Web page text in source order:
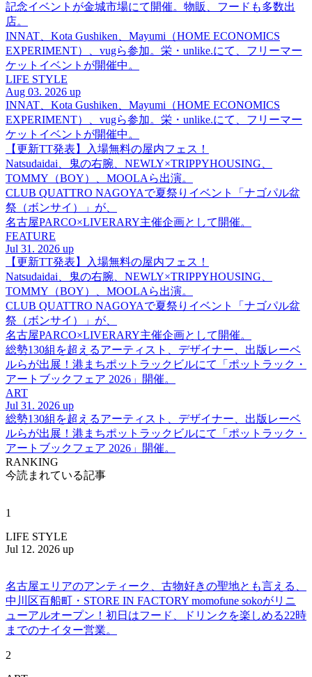
記念イベントが金城市場にて開催。物販、フードも多数出
店。
INNAT、Kota Gushiken、Mayumi（HOME ECONOMICS
EXPERIMENT）、vugら参加。栄・unlike.にて、フリーマー
ケットイベントが開催中。
LIFE STYLE
Aug 03. 2026 up
INNAT、Kota Gushiken、Mayumi（HOME ECONOMICS
EXPERIMENT）、vugら参加。栄・unlike.にて、フリーマー
ケットイベントが開催中。
【更新TT発表】入場無料の屋内フェス！
Natsudaidai、鬼の右腕、NEWLY×TRIPPYHOUSING、
TOMMY（BOY）、MOOLAら出演。
CLUB QUATTRO NAGOYAで夏祭りイベント「ナゴパル盆
祭（ボンサイ）」が、
名古屋PARCO×LIVERARY主催企画として開催。
FEATURE
Jul 31. 2026 up
【更新TT発表】入場無料の屋内フェス！
Natsudaidai、鬼の右腕、NEWLY×TRIPPYHOUSING、
TOMMY（BOY）、MOOLAら出演。
CLUB QUATTRO NAGOYAで夏祭りイベント「ナゴパル盆
祭（ボンサイ）」が、
名古屋PARCO×LIVERARY主催企画として開催。
総勢130組を超えるアーティスト、デザイナー、出版レーベ
ルらが出展！港まちポットラックビルにて「ポットラック・
アートブックフェア 2026」開催。
ART
Jul 31. 2026 up
総勢130組を超えるアーティスト、デザイナー、出版レーベ
ルらが出展！港まちポットラックビルにて「ポットラック・
アートブックフェア 2026」開催。
RANKING
今読まれている記事
1
LIFE STYLE
Jul 12. 2026 up
名古屋エリアのアンティーク、古物好きの聖地とも言える、
中川区百船町・STORE IN FACTORY momofune sokoがリニ
ューアルオープン！初日はフード、ドリンクを楽しめる22時
までのナイター営業。
2